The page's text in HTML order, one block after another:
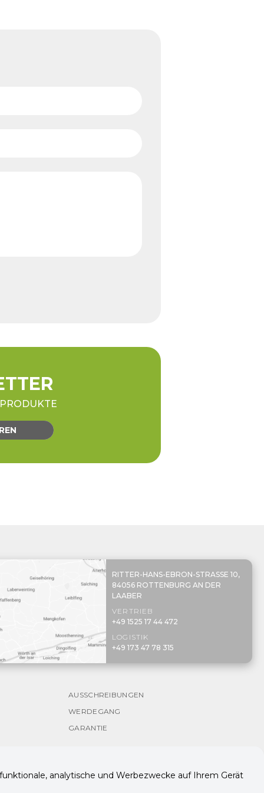
RITTER-HANS-EBRON-STRASSE 10,
84056 ROTTENBURG AN DER
LAABER
VERTRIEB
+49 1525 17 44 472
LOGISTIK
+49 173 47 78 315
AUSSCHREIBUNGEN
WERDEGANG
GARANTIE
analytische und Werbezwecke auf Ihrem Gerät